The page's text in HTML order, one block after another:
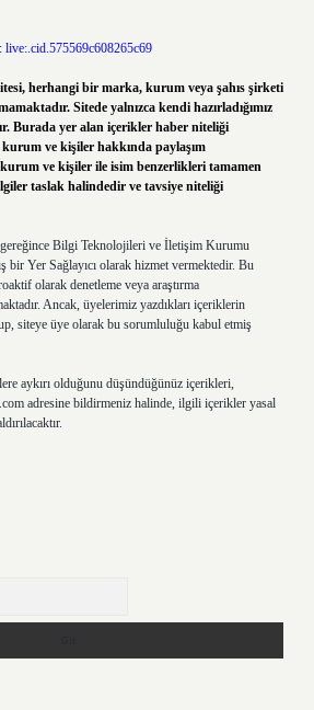
live:.cid.575569c608265c69
herhangi bir marka, kurum veya şahıs şirketi
Sitede yalnızca kendi hazırladığımız
Burada yer alan içerikler haber niteliği
ve kişiler hakkında paylaşım
ve kişiler ile isim benzerlikleri tamamen
taslak halindedir ve tavsiye niteliği
gereğince Bilgi Teknolojileri ve İletişim Kurumu
bir Yer Sağlayıcı olarak hizmet vermektedir. Bu
olarak denetleme veya araştırma
Ancak, üyelerimiz yazdıkları içeriklerin
siteye üye olarak bu sorumluluğu kabul etmiş
aykırı olduğunu düşündüğünüz içerikleri,
adresine bildirmeniz halinde, ilgili içerikler yasal